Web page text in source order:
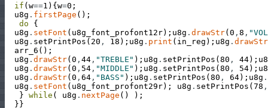
if (w==1 ) {w=0 ;
u8g . firstPage ( ) ;
do
{
u8g . setFont ( u8g_font_profont12r) ; u8g . drawStr(0 , 8 ,
u8g . setPrintPos ( 20 , 18 ) ; u8g . print ( in_reg ) ; u8g . drawStr
arr_6 ( ) ;
u8g . drawStr(0 , 44 , "TREBLE" ) ; u8g . setPrintPos (80 , 44) ;
u8g . drawStr(0 , 54 , "MIDDLE" ) ; u8g . setPrintPos (80 , 54) ;
u8g . drawStr(0 , 64 , "BASS" ) ; u8g . setPrintPos (80 , 64) ; u8g .
u8g . setFont ( u8g_font_profont29r) ; u8g . setPrintPos (78 ,
} while ( u8g . nextPage ( ) ) ;
}}